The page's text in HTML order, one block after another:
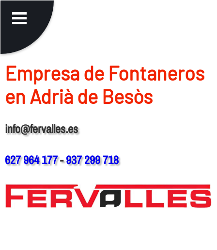
Empresa de Fontaneros
en Adrià de Besòs
info@fervalles.es
627 964 177-937 299 718